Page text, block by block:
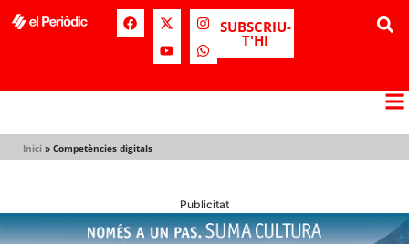
SUBSCRIU-
T'HI
Inici » Competències digitals
Publicitat